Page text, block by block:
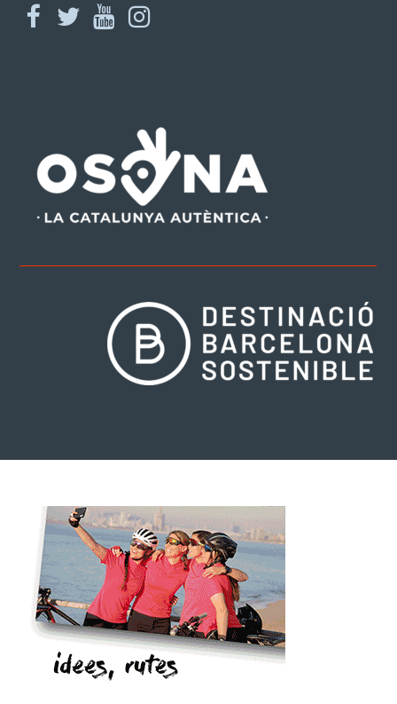
facebook
twitteryoutube